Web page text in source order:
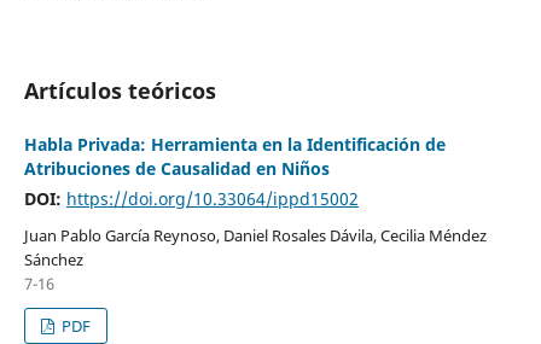
Artículos teóricos
Habla Privada: Herramienta en la Identificación de
Atribuciones de Causalidad en Niños
DOI: https://doi.org/10.33064/ippd15002
Juan Pablo García Reynoso, Daniel Rosales Dávila, Cecilia Méndez
Sánchez
7-16
PDF